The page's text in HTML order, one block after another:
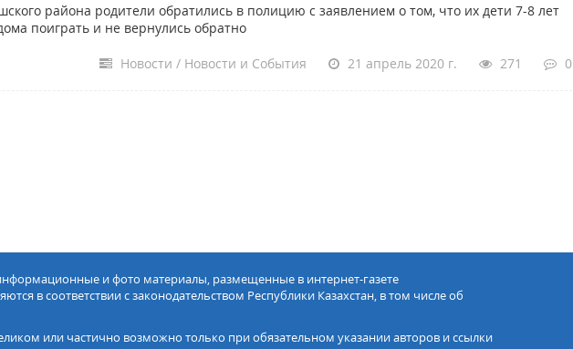
района родители обратились в полицию с заявлением о том, что их дети 7-8 лет
поиграть и не вернулись обратно
Новости / Новости и События 21 апрель 2020 г. 271 0
и фото материалы, размещенные в интернет-газете
в соответствии с законодательством Республики Казахстан, в том числе об
или частично возможно только при обязательном указании авторов и ссылки